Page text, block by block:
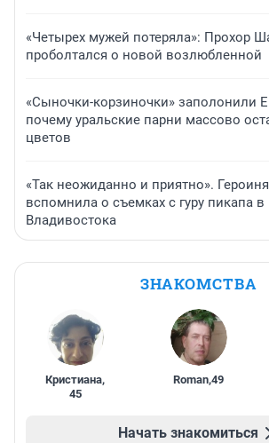
«Четырех мужей потеряла»: Прохор
проболтался о новой возлюбленной
«Сыночки-корзиночки» заполонили
почему уральские парни массово
цветов
«Так неожиданно и приятно».
вспомнила о съемках с гуру пикапа в
Владивостока
ЗНАКОМСТВА
Кристиана,
45
Roman,49
Начать знакомиться